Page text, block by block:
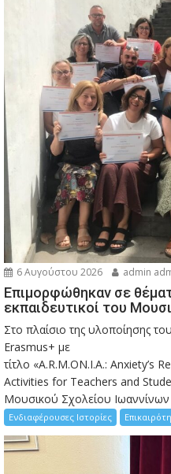
6 Αυγούστου 2026 admin
Eπιμορφώθηκαν σε
εκπαιδευτικοί του
Στο πλαίσιο της υλοποίησης
Erasmus+ με
τίτλο «A.R.M.ON.I.A.: Anxiety’s
Activities for Teachers and
Μουσικού Σχολείου Ιωαννίνων
Ενδιαφέρουσες Ιστορίες